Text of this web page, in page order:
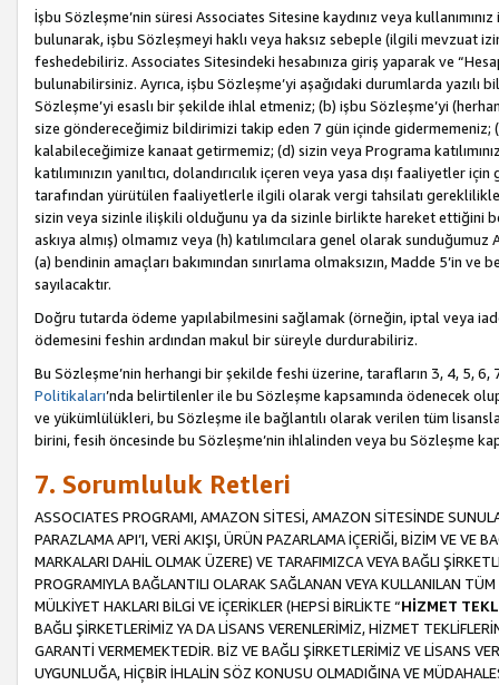
İşbu Sözleşme’nin süresi Associates Sitesine kaydınız veya
bulunarak, işbu Sözleşmeyi haklı veya haksız sebeple (ilgili mevzuat
feshedebiliriz. Associates Sitesindeki hesabınıza giriş yaparak ve
bulunabilirsiniz. Ayrıca, işbu Sözleşme’yi aşağıdaki durumlarda yazılı
Sözleşme’yi esaslı bir şekilde ihlal etmeniz; (b) işbu Sözleşme’yi
size göndereceğimiz bildirimizi takip eden 7 gün içinde gidermemeniz;
kalabileceğimize kanaat getirmemiz; (d) sizin veya Programa
katılımınızın yanıltıcı, dolandırıcılık içeren veya yasa dışı
tarafından yürütülen faaliyetlerle ilgili olarak vergi tahsilatı
sizin veya sizinle ilişkili olduğunu ya da sizinle birlikte hareket ettiğini
askıya almış) olmamız veya (h) katılımcılara genel olarak
(a) bendinin amaçları bakımından sınırlama olmaksızın, Madde 5’in
sayılacaktır.
Doğru tutarda ödeme yapılabilmesini sağlamak (örneğin, iptal veya
ödemesini feshin ardından makul bir süreyle durdurabiliriz.
Bu Sözleşme’nin herhangi bir şekilde feshi üzerine, tarafların 3, 4, 5,
Politikaları’nda belirtilenler ile bu Sözleşme kapsamında ödenecek
ve yükümlülükleri, bu Sözleşme ile bağlantılı olarak verilen tüm
birini, fesih öncesinde bu Sözleşme’nin ihlalinden veya bu Sözleşme
7. Sorumluluk Retleri
ASSOCIATES PROGRAMI, AMAZON SİTESİ, AMAZON SİTESİNDE
PARAZLAMA API’I, VERİ AKIŞI, ÜRÜN PAZARLAMA İÇERİĞİ, BİZİM VE VE
MARKALARI DAHİL OLMAK ÜZERE) VE TARAFIMIZCA VEYA BAĞLI
PROGRAMIYLA BAĞLANTILI OLARAK SAĞLANAN VEYA KULLANILAN
MÜLKİYET HAKLARI BİLGİ VE İÇERİKLER (HEPSİ BİRLİKTE “HİZMET
BAĞLI ŞİRKETLERİMİZ YA DA LİSANS VERENLERİMİZ, HİZMET
GARANTİ VERMEMEKTEDİR. BİZ VE BAĞLI ŞİRKETLERİMİZ VE LİSANS
UYGUNLUĞA, HİÇBİR İHLALİN SÖZ KONUSU OLMADIĞINA VE